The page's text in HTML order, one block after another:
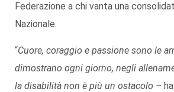
Federazione a chi vanta una
Nazionale.
“Cuore, coraggio e passione sono le
dimostrano ogni giorno, negli
la disabilità non è più un ostacolo –